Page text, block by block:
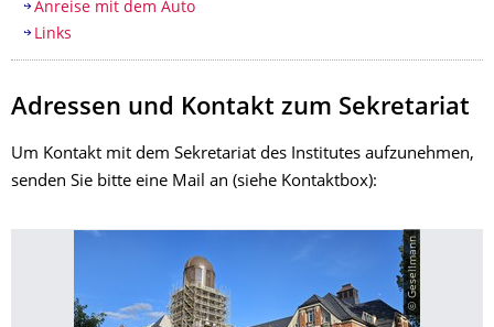
Anreise mit dem Auto
Links
Adressen und Kontakt zum Sekretariat
Um Kontakt mit dem Sekretariat des Institutes aufzunehmen,
senden Sie bitte eine Mail an (siehe Kontaktbox):
© Gesellmann